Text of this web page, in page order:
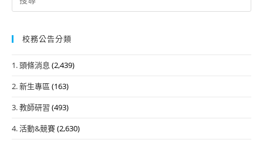
for:
校務公告分類
1. 頭條消息 (2,439)
2. 新生專區 (163)
3. 教師研習 (493)
4. 活動&競賽(2,630)